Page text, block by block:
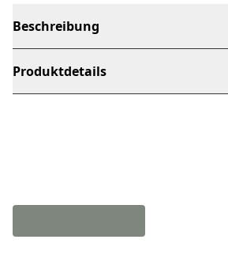
Beschreibung
Produktdetails